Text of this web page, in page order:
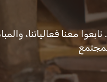
معنا فعالياتنا،